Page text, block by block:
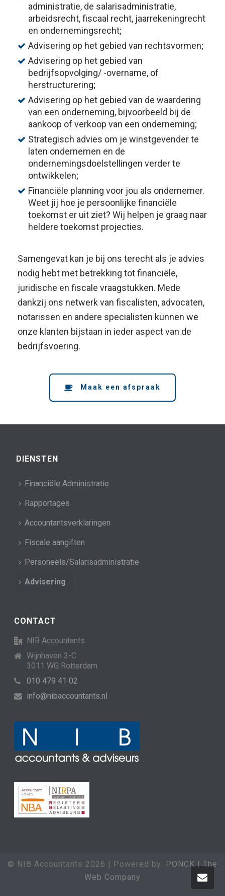
administratie, de salarisadministratie,
arbeidsrecht, fiscaal recht, jaarrekeningrecht
en ondernemingsrecht;
Advisering op het gebied van rechtsvormen;
Advisering op het gebied van
bedrijfsopvolging/ -overname, of
herstructurering;
Advisering op het gebied van de waardering
van een onderneming, bijvoorbeeld bij de
aankoop of verkoop van een onderneming;
Strategisch advies om je winstgevender te
laten ondernemen en de
ondernemingsdoelstellingen verder te
ontwikkelen;
Financiële planning voor jou als ondernemer.
Weet jij hoe je persoonlijke financiële
toekomst er uit ziet? Wij helpen je graag naar
heldere toekomst projecties.
Samengevat kan je bij ons terecht als je advies
nodig hebt met betrekking tot financiële,
juridische en fiscale vraagstukken. Mede
dankzij ons netwerk van fiscalisten, advocaten,
notarissen en andere specialisten kunnen we
onze klanten bijstaan in ieder aspect van de
bedrijfsvoering.
Maak een afspraak
DIENSTEN
Financiële Administratie
Rapportages
Accountantsverklaringen
Fiscale aangiften
Personeels/Salarisadministratie
Advisering
CONTACT
NIB Accountants
Wijnhaven 3-C
3011 WG Rotterdam
010 479 41 02
info@nibaccountants.nl
© NIB Accountants 2026 | Powered by: PONCK | The
Web Company